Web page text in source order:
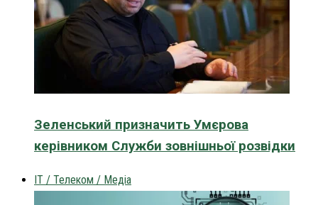
Зеленський призначить Умєрова
керівником Служби зовнішньої розвідки
IT / Телеком / Медіа